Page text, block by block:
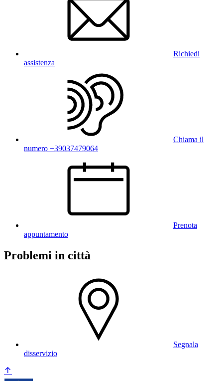
Richiedi
assistenza
Chiama il
numero +39037479064
Prenota
appuntamento
Problemi in città
Segnala
disservizio